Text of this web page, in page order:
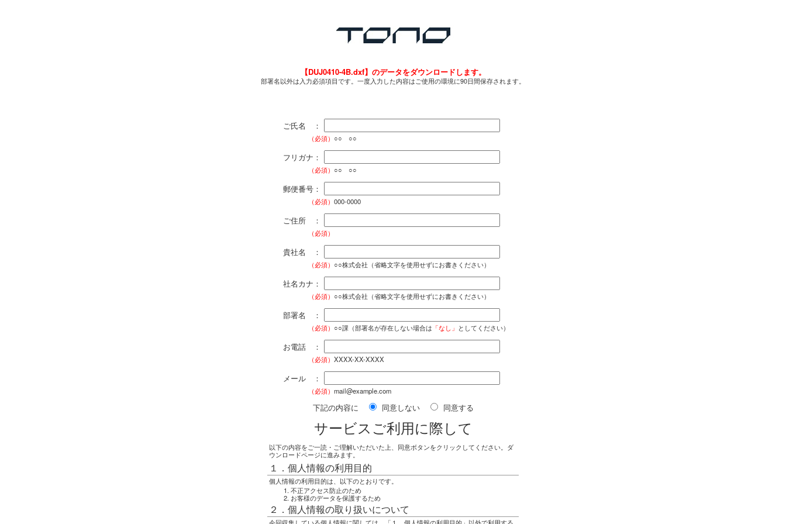
【DUJ0410-4B.dxf】のデータをダウンロードします。
部署名以外は入力必須項目です。一度入力した内容はご使用の環境に90日間保存されます。
ご氏名 ：
（必須） ○○ ○○
フリガナ：
（必須） ○○ ○○
郵便番号：
（必須） 000-0000
ご住所 ：
（必須）
貴社名 ：
（必須） ○○株式会社（省略文字を使用せずにお書きください）
社名カナ：
（必須） ○○株式会社（省略文字を使用せずにお書きください）
部署名 ：
（必須） ○○課（部署名が存在しない場合は 「なし」 としてください）
お電話 ：
（必須） XXXX-XX-XXXX
メール ：
（必須） mail@example.com
下記の内容に 同意しない 同意する
サービスご利用に際して
以下の内容をご一読・ご理解いただいた上、同意ボタンをクリックしてください。ダ
ウンロードページに進みます。
１．個人情報の利用目的
個人情報の利用目的は、以下のとおりです。
不正アクセス防止のため
お客様のデータを保護するため
２．個人情報の取り扱いについて